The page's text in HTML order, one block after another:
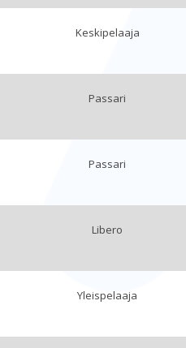
Keskipelaaja
Passari
Passari
Libero
Yleispelaaja